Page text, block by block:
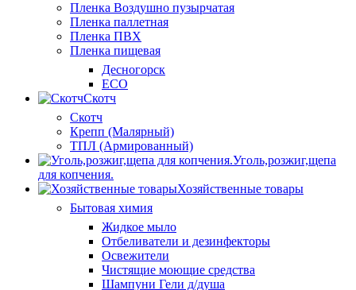
Пленка Воздушно пузырчатая
Пленка паллетная
Пленка ПВХ
Пленка пищевая
Десногорск
ECO
Скотч
Скотч
Крепп (Малярный)
ТПЛ (Армированный)
Уголь,розжиг,щепа
для копчения.
Хозяйственные товары
Бытовая химия
Жидкое мыло
Отбеливатели и дезинфекторы
Освежители
Чистящие моющие средства
Шампуни Гели д/душа